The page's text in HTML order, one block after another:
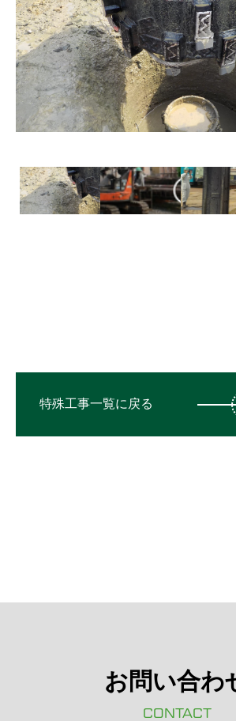
特殊工事一覧に戻る
お問い合わ
CONTACT